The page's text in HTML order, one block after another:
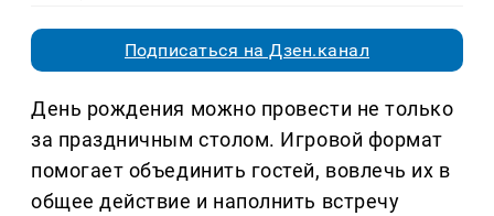
Подписаться на Дзен.канал
День рождения можно провести не только
за праздничным столом. Игровой формат
помогает объединить гостей, вовлечь их в
общее действие и наполнить встречу